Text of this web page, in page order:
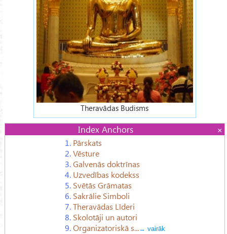
Theravādas Budisms
Index Anchors
1. Pārskats
2. Vēsture
3. Galvenās doktrīnas
4. Uzvedības kodekss
5. Svētās Grāmatas
6. Sakrālie Simboli
7. Theravādas Līderi
8. Skolotāji un autori
9. Organizatoriskā s...→ vairāk